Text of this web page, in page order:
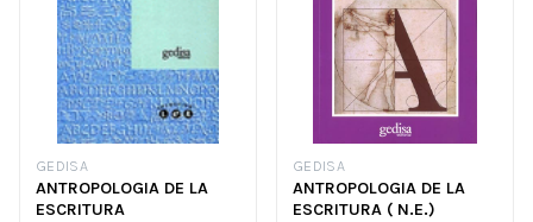
GEDISA
ANTROPOLOGIA DE LA
ESCRITURA
GEDISA
ANTROPOLOGIA DE LA
ESCRITURA ( N.E.)